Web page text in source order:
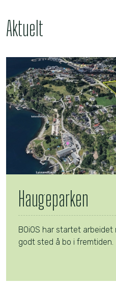
Aktuelt
Haugeparken
BOiOS har startet
godt sted å bo i fremtiden.